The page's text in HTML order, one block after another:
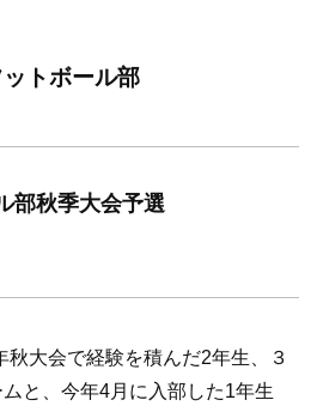
トボール部
部秋季大会予選
秋大会で経験を積んだ2年生、３
と、今年4月に入部した1年生